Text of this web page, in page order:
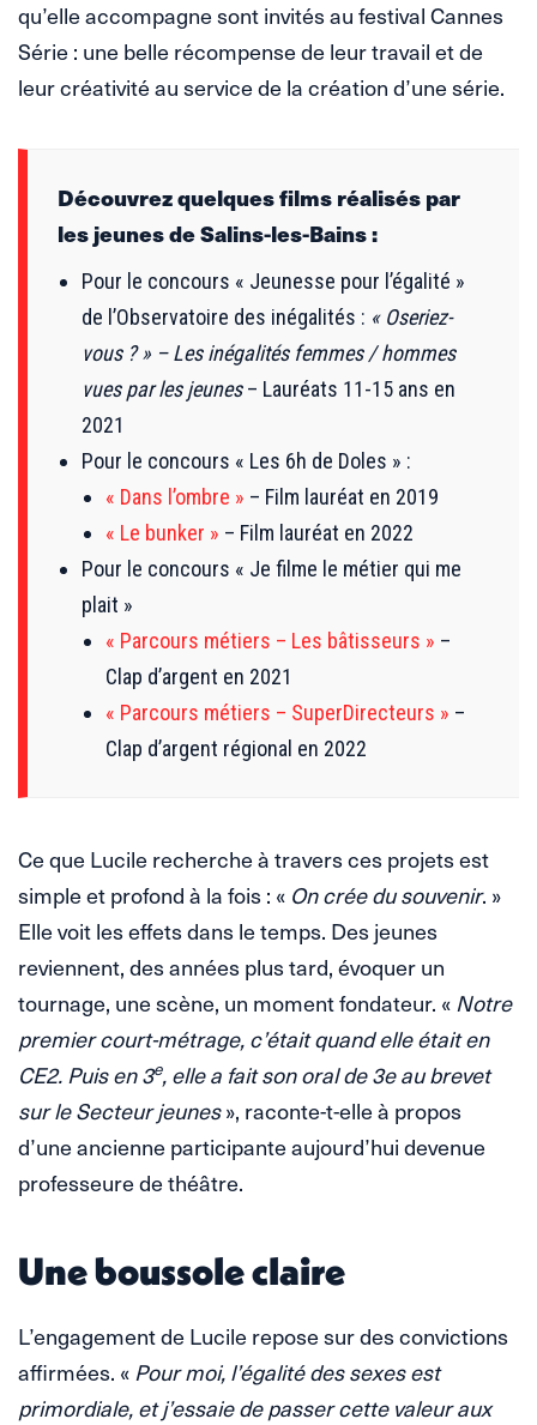
qu’elle accompagne sont invités au festival Cannes
Série : une belle récompense de leur travail et de
leur créativité au service de la création d’une série.
Découvrez quelques films réalisés par
les jeunes de Salins-les-Bains :
Pour le concours « Jeunesse pour l’égalité »
de l’Observatoire des inégalités : « Oseriez-
vous ? » – Les inégalités femmes / hommes
vues par les jeunes– Lauréats 11-15 ans en
2021
Pour le concours « Les 6h de Doles » :
« Dans l’ombre » – Film lauréat en 2019
« Le bunker » – Film lauréat en 2022
Pour le concours « Je filme le métier qui me
plait »
« Parcours métiers – Les bâtisseurs » –
Clap d’argent en 2021
« Parcours métiers – SuperDirecteurs » –
Clap d’argent régional en 2022
Ce que Lucile recherche à travers ces projets est
simple et profond à la fois : « On crée du souvenir. »
Elle voit les effets dans le temps. Des jeunes
reviennent, des années plus tard, évoquer un
tournage, une scène, un moment fondateur. «Notre
premier court-métrage, c’était quand elle était en
CE2. Puis en 3e, elle a fait son oral de 3e au brevet
sur le Secteur jeunes», raconte-t-elle à propos
d’une ancienne participante aujourd’hui devenue
professeure de théâtre.
Une boussole claire
L’engagement de Lucile repose sur des convictions
affirmées. «Pour moi, l’égalité des sexes est
primordiale, et j’essaie de passer cette valeur aux